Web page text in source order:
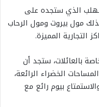
الذي ستجده على
مول بيروت ومول الرحاب
التجارية المميزة.
بالعائلات، ستجد أن
الخضراء الرائعة،
بيوم رائع مع